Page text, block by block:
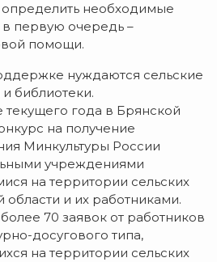
необходимые
первую очередь –
помощи.
нуждаются сельские
библиотеки.
года в Брянской
на получение
Минкультуры России
учреждениями
на территории сельских
и их работниками.
70 заявок от работников
досугового типа,
на территории сельских